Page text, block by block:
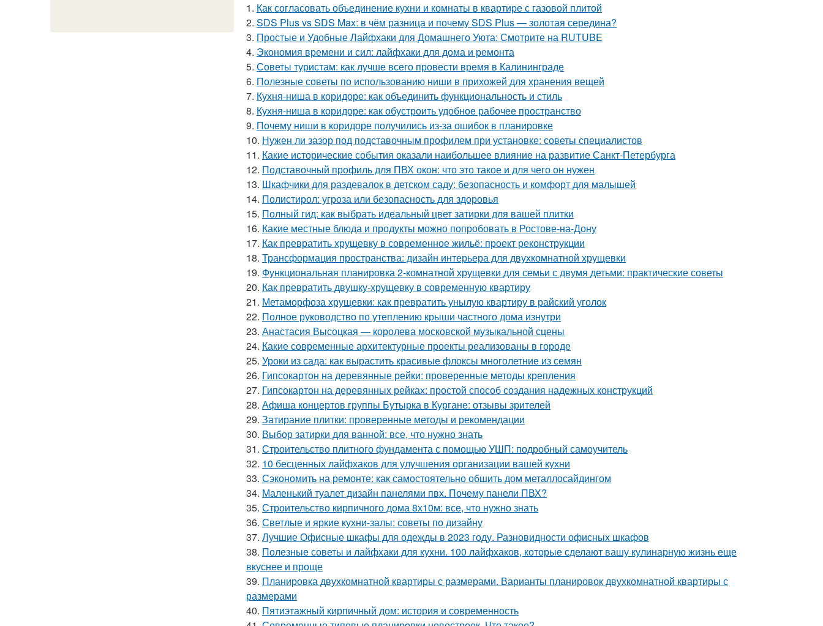
1. Как согласовать объединение кухни и комнаты в квартире с газовой плитой
2. SDS Plus vs SDS Max: в чём разница и почему SDS Plus — золотая середина?
3. Простые и Удобные Лайфхаки для Домашнего Уюта: Смотрите на RUTUBE
4. Экономия времени и сил: лайфхаки для дома и ремонта
5. Советы туристам: как лучше всего провести время в Калининграде
6. Полезные советы по использованию ниши в прихожей для хранения вещей
7. Кухня-ниша в коридоре: как объединить функциональность и стиль
8. Кухня-ниша в коридоре: как обустроить удобное рабочее пространство
9. Почему ниши в коридоре получились из-за ошибок в планировке
10. Нужен ли зазор под подставочным профилем при установке: советы специалистов
11. Какие исторические события оказали наибольшее влияние на развитие Санкт-Петербурга
12. Подставочный профиль для ПВХ окон: что это такое и для чего он нужен
13. Шкафчики для раздевалок в детском саду: безопасность и комфорт для малышей
14. Полистирол: угроза или безопасность для здоровья
15. Полный гид: как выбрать идеальный цвет затирки для вашей плитки
16. Какие местные блюда и продукты можно попробовать в Ростове-на-Дону
17. Как превратить хрущевку в современное жильё: проект реконструкции
18. Трансформация пространства: дизайн интерьера для двухкомнатной хрущевки
19. Функциональная планировка 2-комнатной хрущевки для семьи с двумя детьми: практические советы
20. Как превратить двушку-хрущевку в современную квартиру
21. Метаморфоза хрущевки: как превратить унылую квартиру в райский уголок
22. Полное руководство по утеплению крыши частного дома изнутри
23. Анастасия Высоцкая — королева московской музыкальной сцены
24. Какие современные архитектурные проекты реализованы в городе
25. Уроки из сада: как вырастить красивые флоксы многолетние из семян
26. Гипсокартон на деревянные рейки: проверенные методы крепления
27. Гипсокартон на деревянных рейках: простой способ создания надежных конструкций
28. Афиша концертов группы Бутырка в Кургане: отзывы зрителей
29. Затирание плитки: проверенные методы и рекомендации
30. Выбор затирки для ванной: все, что нужно знать
31. Строительство плитного фундамента с помощью УШП: подробный самоучитель
32. 10 бесценных лайфхаков для улучшения организации вашей кухни
33. Сэкономить на ремонте: как самостоятельно обшить дом металлосайдингом
34. Маленький туалет дизайн панелями пвх. Почему панели ПВХ?
35. Строительство кирпичного дома 8х10м: все, что нужно знать
36. Светлые и яркие кухни-залы: советы по дизайну
37. Лучшие Офисные шкафы для одежды в 2023 году. Разновидности офисных шкафов
38. Полезные советы и лайфхаки для кухни. 100 лайфхаков, которые сделают вашу кулинарную жизнь еще
вкуснее и проще
39. Планировка двухкомнатной квартиры с размерами. Варианты планировок двухкомнатной квартиры с
размерами
40. Пятиэтажный кирпичный дом: история и современность